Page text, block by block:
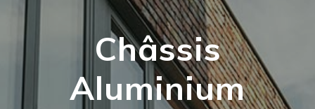
Châssis
Aluminium